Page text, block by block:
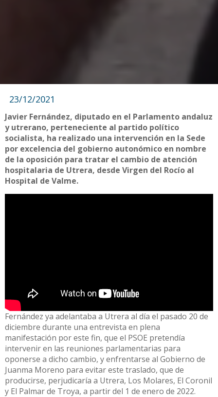
23/12/2021
Javier Fernández, diputado en el Parlamento andaluz
y utrerano, perteneciente al partido político
socialista, ha realizado una intervención en la Sede
por excelencia del gobierno autonómico en nombre
de la oposición para tratar el cambio de atención
hospitalaria de Utrera, desde Virgen del Rocío al
Hospital de Valme.
Fernández ya adelantaba a Utrera al día el pasado 20 de
diciembre durante una entrevista en plena
manifestación por este fin, que el PSOE pretendía
intervenir en las reuniones parlamentarias para
oponerse a dicho cambio, y enfrentarse al Gobierno de
Juanma Moreno para evitar este traslado, que de
producirse, perjudicaría a Utrera, Los Molares, El Coronil
y El Palmar de Troya, a partir del 1 de enero de 2022.